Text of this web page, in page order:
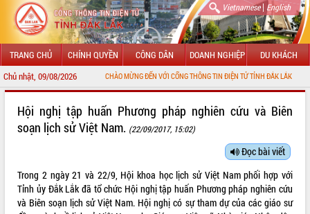
Vietnamese| English
TRANG CHỦ CHÍNH QUYỀN CÔNG DÂN DOANH NGHIỆP DU KHÁCH
Chủ nhật, 09/08/2026CHÀO MỪNG ĐẾN VỚI CỔNG THÔNG TIN ĐIỆN TỬ TỈNH ĐẮK LẮK
LÃNH ĐẠO UBND TỈNH
SỞ, BAN, NGÀNH
Hội nghị tập huấn Phương pháp nghiên cứu và Biên
soạn lịch sử Việt Nam. (22/09/2017, 15:02)
Đọc bài viết
Trong 2 ngày 21 và 22/9, Hội khoa học lịch sử Việt Nam phối hợp với
Tỉnh ủy Đắk Lắk đã tổ chức Hội nghị tập huấn Phương pháp nghiên cứu
và Biên soạn lịch sử Việt Nam. Hội nghị có sự tham dự của các giáo sư